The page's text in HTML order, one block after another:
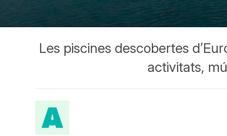
Les piscines descobertes
activitats,